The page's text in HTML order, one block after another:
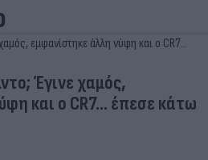
Έγινε χαμός,
και ο CR7… έπεσε κάτω